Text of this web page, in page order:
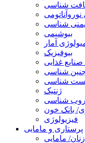
شناسی
نوروآناتومی
ایمنی شناسی
بیوشیمی
آمار
بیوفیزیک
صنایع غذایی
شناسی
شناسی
ژنتیک
شناسی
بانک خون
فیزیولوژی
پرستاری و مامایی
زنان/ مامایی